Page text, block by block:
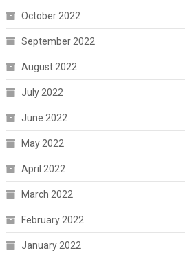
October 2022
September 2022
August 2022
July 2022
June 2022
May 2022
April 2022
March 2022
February 2022
January 2022